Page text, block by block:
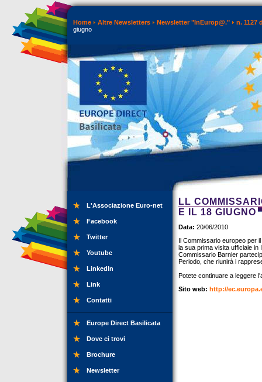
Home Altre Newsletters Newsletter "InEurop@."
n. 1127
giugno
L'Associazione Euro-net
Facebook
Twitter
Youtube
LinkedIn
Link
Contatti
Europe Direct Basilicata
Dove ci trovi
Brochure
Newsletter
LL
E IL 18 GIUGNO
Data: 20/06/2010
Il Commissario europeo per
la sua prima visita ufficiale in
Commissario Barnier
Periodo, che riunirà i
Potete continuare a leggere
Sito web: http://